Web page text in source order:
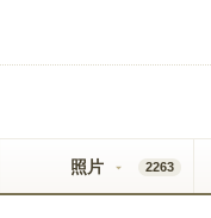
照片 2263